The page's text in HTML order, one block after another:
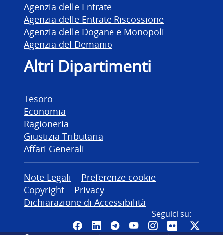
Agenzia delle Entrate
Agenzia delle Entrate Riscossione
Agenzia delle Dogane e Monopoli
Agenzia del Demanio
Altri Dipartimenti
Tesoro
Economia
Ragioneria
Giustizia Tributaria
Affari Generali
Altre informazioni
Note Legali
Preferenze cookie
Copyright
Privacy
Dichiarazione di Accessibilità
Seguici su:
Pagina Facebook del MEF -
Canale LinkedIn del MEF
Canale Telegram del
Canale YouTube del
CanaleCanale